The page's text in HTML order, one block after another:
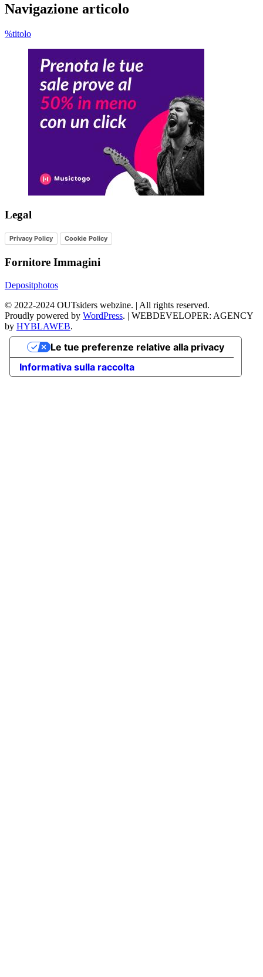
Navigazione articolo
%titolo
Legal
Privacy Policy Cookie Policy
Fornitore Immagini
Depositphotos
© 2022-2024 OUTsiders webzine. | All rights reserved.
Proudly powered by WordPress. | WEBDEVELOPER: AGENCY
by HYBLAWEB.
Informativa sulla raccolta
Le tue preferenze relative alla privacy